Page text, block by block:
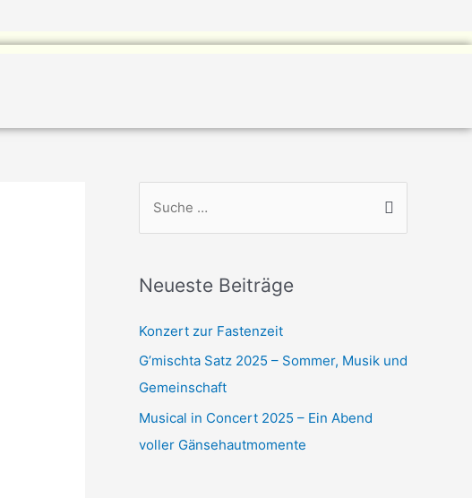
h
n
n
a
Neueste Beiträge
Konzert zur Fastenzeit
G’mischta Satz 2025 – Sommer, Musik und
Gemeinschaft
Musical in Concert 2025 – Ein Abend
voller Gänsehautmomente